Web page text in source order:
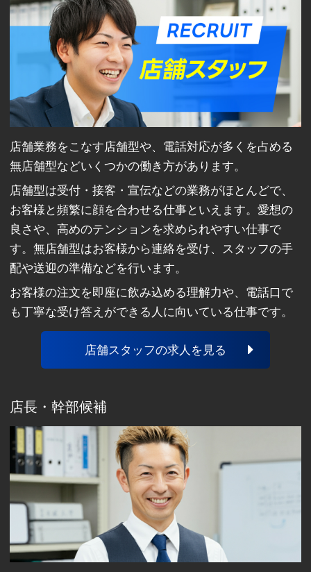
店舗業務をこなす店舗型や、電話対応が多くを占める
無店舗型などいくつかの働き方があります。
店舗型は受付・接客・宣伝などの業務がほとんどで、
お客様と頻繁に顔を合わせる仕事といえます。愛想の
良さや、高めのテンションを求められやすい仕事で
す。無店舗型はお客様から連絡を受け、スタッフの手
配や送迎の準備などを行います。
お客様の注文を即座に飲み込める理解力や、電話口で
も丁寧な受け答えができる人に向いている仕事です。
店舗スタッフの求人を見る
店長・幹部候補